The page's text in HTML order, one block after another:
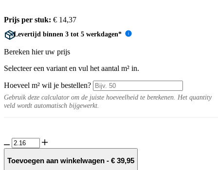
Prijs per stuk: € 14,37
Levertijd binnen 3 tot 5 werkdagen* i
Bereken hier uw prijs
Selecteer een variant en vul het aantal m² in.
Hoeveel m² wil je bestellen?
Gebruik deze calculator om de juiste hoeveelheid te berekenen. Het quantity
veld wordt automatisch bijgewerkt.
GeoCorso
Brezza
60x60x4
Toevoegen aan winkelwagen - € 39,95